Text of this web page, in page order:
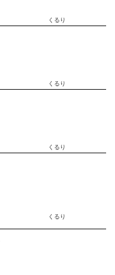
くるり
くるり
くるり
くるり